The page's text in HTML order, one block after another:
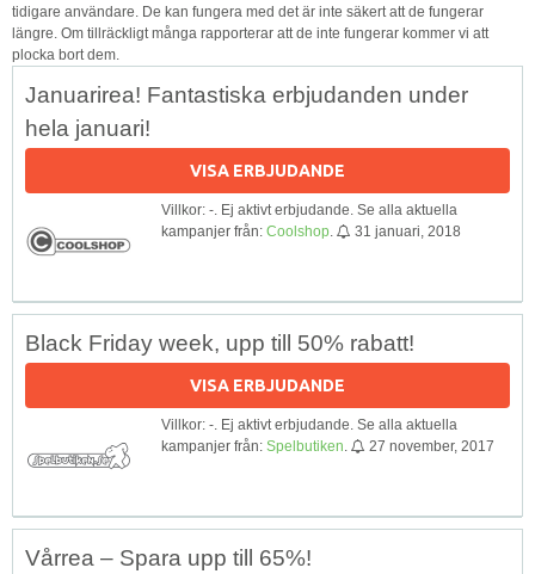
tidigare användare. De kan fungera med det är inte säkert att de fungerar
längre. Om tillräckligt många rapporterar att de inte fungerar kommer vi att
plocka bort dem.
Januarirea! Fantastiska erbjudanden under
hela januari!
VISA ERBJUDANDE
Villkor: -. Ej aktivt erbjudande. Se alla aktuella
kampanjer från: Coolshop 31 januari, 2018
Black Friday week, upp till 50% rabatt!
VISA ERBJUDANDE
Villkor: -. Ej aktivt erbjudande. Se alla aktuella
kampanjer från: Spelbutiken 27 november, 2017
Vårrea – Spara upp till 65%!